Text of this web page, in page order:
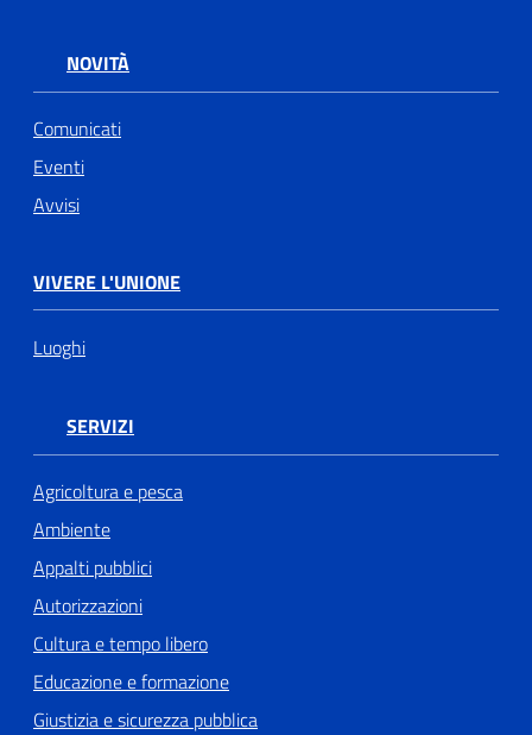
NOVITÀ
Comunicati
Eventi
Avvisi
VIVERE L'UNIONE
Luoghi
SERVIZI
Agricoltura e pesca
Ambiente
Appalti pubblici
Autorizzazioni
Cultura e tempo libero
Educazione e formazione
Giustizia e sicurezza pubblica